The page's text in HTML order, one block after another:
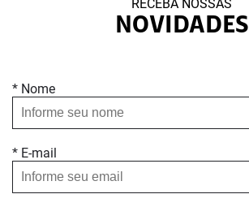
RECEBA NOSSAS
NOVIDADES
* Nome
* E-mail